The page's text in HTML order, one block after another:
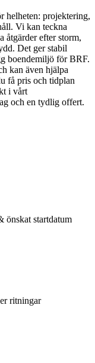
helheten: projektering,
Vi kan teckna
åtgärder efter storm,
Det ger stabil
boendemiljö för BRF.
kan även hjälpa
få pris och tidplan
i vårt
och en tydlig offert.
önskat startdatum
ritningar